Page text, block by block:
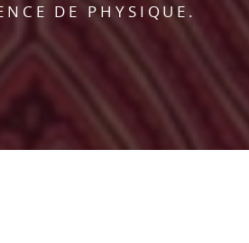
DE PHYSIQUE.